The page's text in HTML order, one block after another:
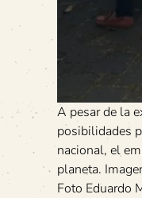
A pesar de la
posibilidades
nacional, el
planeta.
Foto Eduardo